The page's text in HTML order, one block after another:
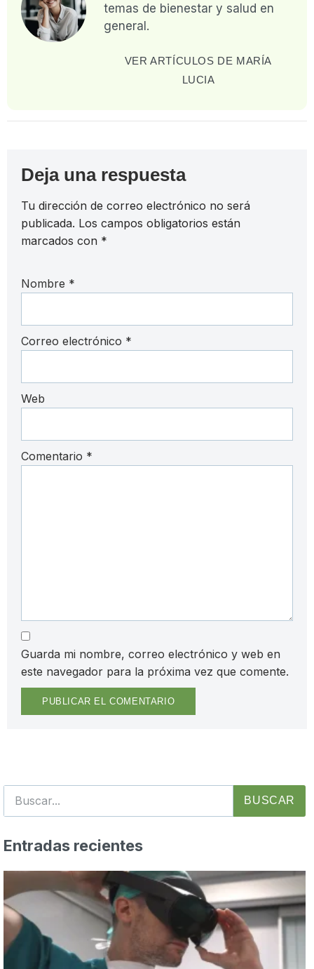
temas de bienestar y salud en
general.
VER ARTÍCULOS DE MARÍA
LUCIA
Deja una respuesta
Tu dirección de correo electrónico no será
publicada. Los campos obligatorios están
marcados con *
Nombre *
Correo electrónico *
Web
Comentario *
Guarda mi nombre, correo electrónico y web en
este navegador para la próxima vez que comente.
BUSCAR
Entradas recientes